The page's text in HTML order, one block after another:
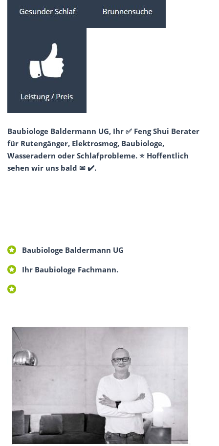
Baubiologe Baldermann UG, Ihr ✅ Feng Shui Berater
für Rutengänger, Elektrosmog, Baubiologe,
Wasseradern oder Schlafprobleme. ⭐ Hoffentlich
sehen wir uns bald ✉ ✔️.
Baubiologe Baldermann UG
Ihr Baubiologe Fachmann.